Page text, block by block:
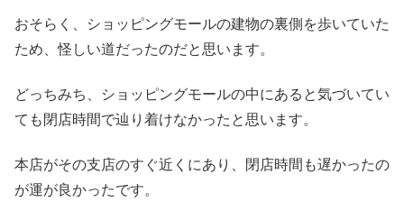
おそらく、ショッピングモールの建物の裏側を歩いていた
ため、怪しい道だったのだと思います。
どっちみち、ショッピングモールの中にあると気づいてい
ても閉店時間で辿り着けなかったと思います。
本店がその支店のすぐ近くにあり、閉店時間も遅かったの
が運が良かったです。